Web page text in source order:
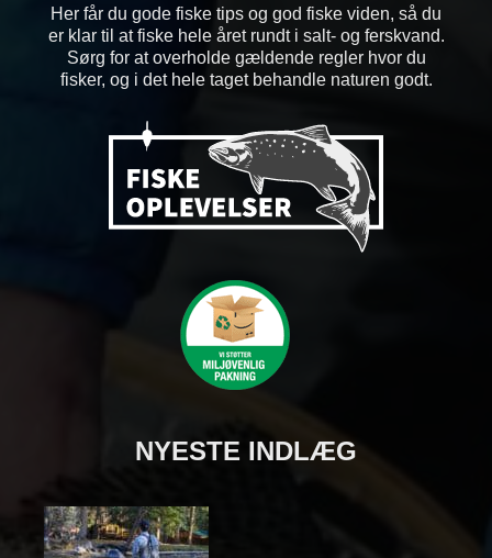
Her får du gode fiske tips og god fiske viden, så du
er klar til at fiske hele året rundt i salt- og ferskvand.
Sørg for at overholde gældende regler hvor du
fisker, og i det hele taget behandle naturen godt.
NYESTE INDLÆG